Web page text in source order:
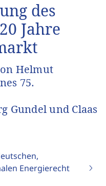
des
Jahre
Helmut
75.
Gundel und Claas
Energierecht